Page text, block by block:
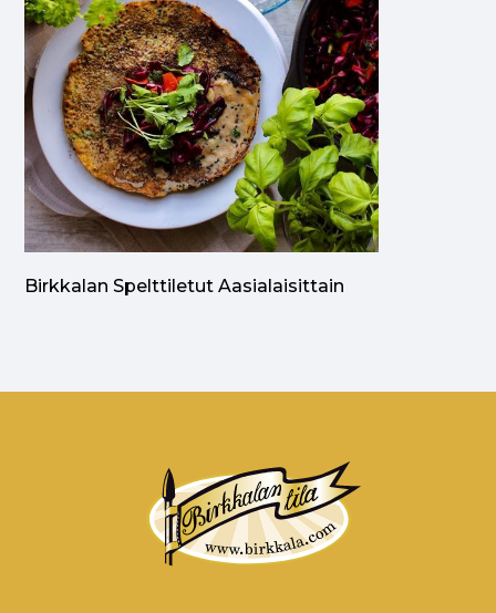
Birkkalan Spelttiletut Aasialaisittain